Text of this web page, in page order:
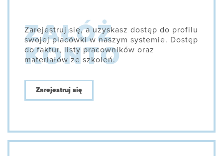
Zarejestruj się, a uzyskasz dostęp do profilu
swojej placówki w naszym systemie. Dostęp
do faktur, listy pracowników oraz
materiałów ze szkoleń.
Zarejestruj się